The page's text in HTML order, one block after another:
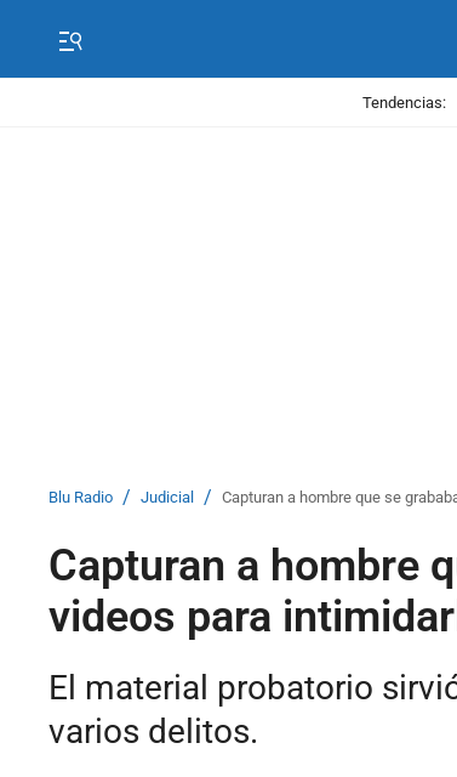
Tendencias:
Blu Radio / Judicial / Capturan a hombre que se
Capturan a hombre
videos para
El material probatorio
varios delitos.